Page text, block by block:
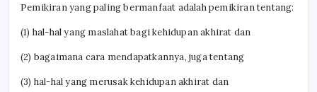
Pemikiran yang paling bermanfaat adalah pemikiran tentang:
(1) hal-hal yang maslahat bagi kehidupan akhirat dan
(2) bagaimana cara mendapatkannya, juga tentang
(3) hal-hal yang merusak kehidupan akhirat dan